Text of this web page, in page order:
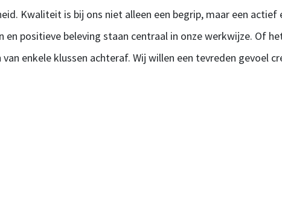
Kwaliteit is bij ons niet alleen een begrip, maar een
positieve beleving staan centraal in onze werkwijze. Of
enkele klussen achteraf. Wij willen een tevreden gevoel